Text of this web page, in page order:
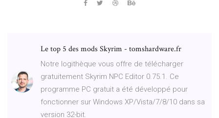
Le top 5 des mods Skyrim - tomshardware.fr
Notre logithèque vous offre de télécharger
gratuitement Skyrim NPC Editor 0.75.1. Ce
programme PC gratuit a été développé pour
fonctionner sur Windows XP/Vista/7/8/10 dans sa
version 32-bit.